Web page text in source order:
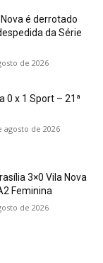
é derrotado
da Série
de 2026
0 x 1 Sport – 21ª
agosto de 2026
3×0 Vila Nova
Feminina
de 2026